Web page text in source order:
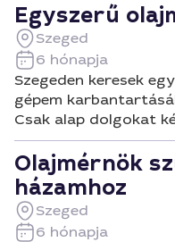
Egyszerű
Szeged
6 hónapja
Szegeden keresek
gépem
Csak alap dolgokat
Olajmérnök
házamhoz
Szeged
6 hónapja